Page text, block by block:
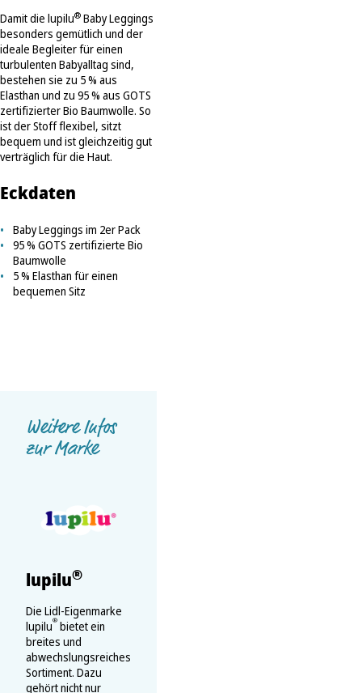
Damit die lupilu® Baby Leggings
besonders gemütlich und der
ideale Begleiter für einen
turbulenten Babyalltag sind,
bestehen sie zu 5 % aus
Elasthan und zu 95 % aus GOTS
zertifizierter Bio Baumwolle. So
ist der Stoff flexibel, sitzt
bequem und ist gleichzeitig gut
verträglich für die Haut.
Eckdaten
Baby Leggings im 2er Pack
95 % GOTS zertifizierte Bio
Baumwolle
5 % Elasthan für einen
bequemen Sitz
Weitere Infos
zur Marke
lupilu®
Die Lidl-Eigenmarke
lupilu® bietet ein
breites und
abwechslungsreiches
Sortiment. Dazu
gehört nicht nur